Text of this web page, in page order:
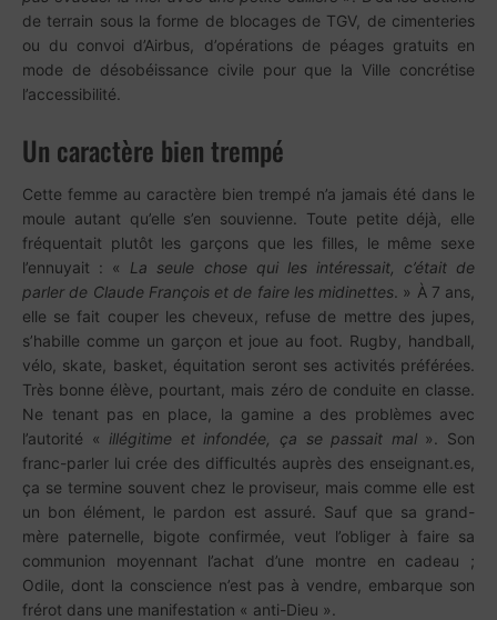
de terrain sous la forme de blocages de TGV, de cimenteries
ou du convoi d’Airbus, d’opérations de péages gratuits en
mode de désobéissance civile pour que la Ville concrétise
l’accessibilité.
Un caractère bien trempé
Cette femme au caractère bien trempé n’a jamais été dans le
moule autant qu’elle s’en souvienne. Toute petite déjà, elle
fréquentait plutôt les garçons que les filles, le même sexe
l’ennuyait : « La seule chose qui les intéressait, c’était de
parler de Claude François et de faire les midinettes. » À 7 ans,
elle se fait couper les cheveux, refuse de mettre des jupes,
s’habille comme un garçon et joue au foot. Rugby, handball,
vélo, skate, basket, équitation seront ses activités préférées.
Très bonne élève, pourtant, mais zéro de conduite en classe.
Ne tenant pas en place, la gamine a des problèmes avec
l’autorité « illégitime et infondée, ça se passait mal». Son
franc-parler lui crée des difficultés auprès des enseignant.es,
ça se termine souvent chez le proviseur, mais comme elle est
un bon élément, le pardon est assuré. Sauf que sa grand-
mère paternelle, bigote confirmée, veut l’obliger à faire sa
communion moyennant l’achat d’une montre en cadeau ;
Odile, dont la conscience n’est pas à vendre, embarque son
frérot dans une manifestation « anti-Dieu ».